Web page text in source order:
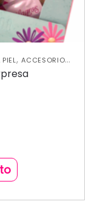
,ACCESORIOS
,OJOS,